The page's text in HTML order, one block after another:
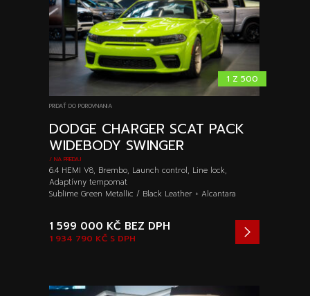
1 Z 500
PRIDAŤ DO POROVNANIA
DODGE CHARGER SCAT PACK
WIDEBODY SWINGER
/ NA PREDAJ
6.4 HEMI V8, Brembo, Launch control, Line lock,
Adaptívny tempomat
Sublime Green Metallic / Black Leather + Alcantara
1 934 790 KČ S DPH
1 599 000 KČ BEZ DPH